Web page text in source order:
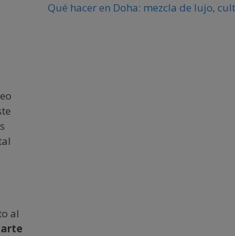
al
arte
Qué hacer en Doha: mezcla de lujo,